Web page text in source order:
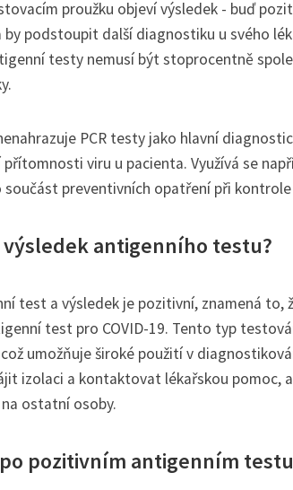
proužku objeví výsledek - buď
podstoupit další diagnostiku u svého
testy nemusí být stoprocentně
PCR testy jako hlavní
viru u pacienta. Využívá se
preventivních opatření při
antigenního testu?
test a výsledek je pozitivní, znamená
test pro COVID-19. Tento typ
umožňuje široké použití v
izolaci a kontaktovat lékařskou pomoc,
ostatní osoby.
pozitivním antigenním